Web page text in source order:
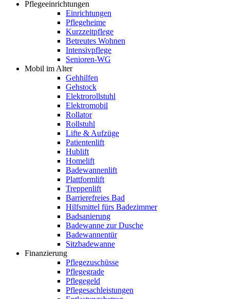
Pflegeeinrichtungen
Einrichtungen
Pflegeheime
Kurzzeitpflege
Betreutes Wohnen
Intensivpflege
Senioren-WG
Mobil im Alter
Gehhilfen
Gehstock
Elektrorollstuhl
Elektromobil
Rollator
Rollstuhl
Lifte & Aufzüge
Patientenlift
Hublift
Homelift
Badewannenlift
Plattformlift
Treppenlift
Barrierefreies Bad
Hilfsmittel fürs Badezimmer
Badsanierung
Badewanne zur Dusche
Badewannentür
Sitzbadewanne
Finanzierung
Pflegezuschüsse
Pflegegrade
Pflegegeld
Pflegesachleistungen